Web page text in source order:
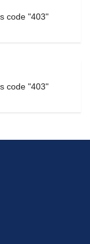
code "403"
code "403"